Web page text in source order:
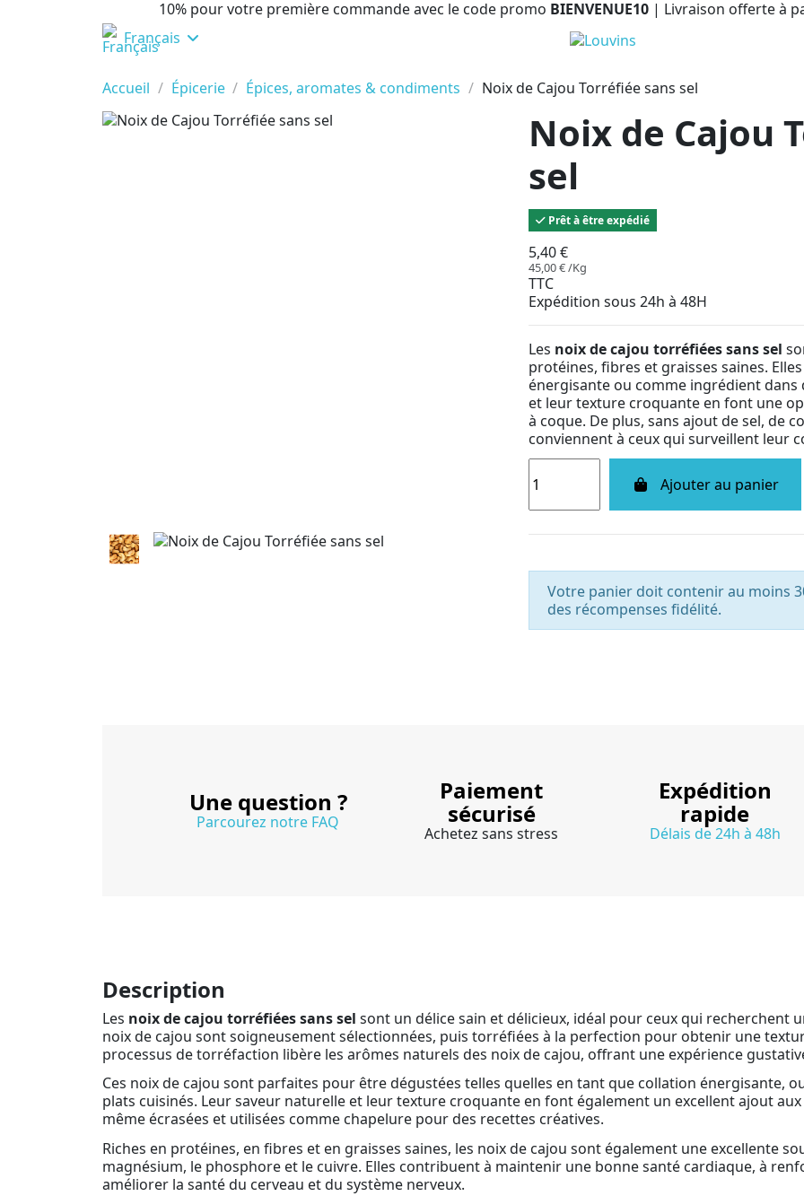
10% pour votre première commande avec le code promo BIENVENUE10 | Livraison offerte à
Français
Accueil
Épicerie Épices, aromates & condiments Noix de Cajou Torréfiée sans sel
Noix de Cajou
sel
Prêt à être expédié
5,40 €
45,00 € /Kg
TTC
Expédition sous 24h à 48H
Les noix de cajou torréfiées sans sel
protéines, fibres et graisses saines.
énergisante ou comme ingrédient
et leur texture croquante en font une
à coque. De plus, sans ajout de sel, de
conviennent à ceux qui surveillent leur
Ajouter au panier
Votre panier doit contenir au moins
des récompenses fidélité.
Une question ?
Parcourez notre FAQ
Paiement
sécurisé
Achetez sans stress
Expédition
rapide
Délais de 24h à 48h
Description
Les noix de cajou torréfiées sans sel sont un délice sain et délicieux, idéal pour ceux qui recherchent
noix de cajou sont soigneusement sélectionnées, puis torréfiées à la perfection pour obtenir une
processus de torréfaction libère les arômes naturels des noix de cajou, offrant une expérience
Ces noix de cajou sont parfaites pour être dégustées telles quelles en tant que collation énergisante,
plats cuisinés. Leur saveur naturelle et leur texture croquante en font également un excellent ajout
même écrasées et utilisées comme chapelure pour des recettes créatives.
Riches en protéines, en fibres et en graisses saines, les noix de cajou sont également une excellente
magnésium, le phosphore et le cuivre. Elles contribuent à maintenir une bonne santé cardiaque, à
améliorer la santé du cerveau et du système nerveux.